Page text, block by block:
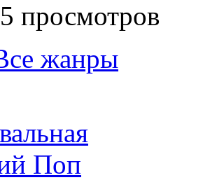
просмотров
жанры
Поп